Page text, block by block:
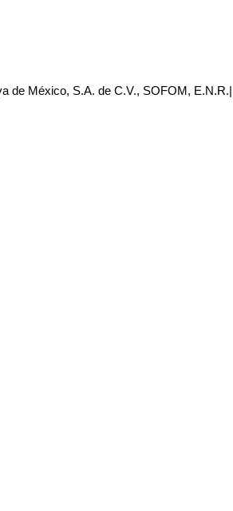
de México, S.A. de C.V., SOFOM,